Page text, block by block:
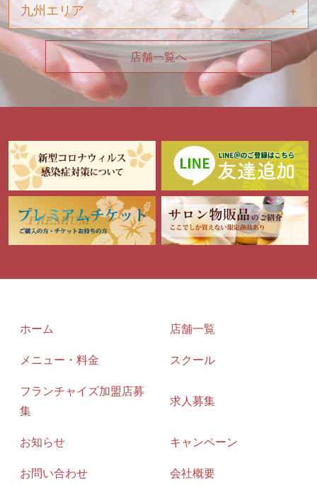
九州エリア
店舗一覧へ
ホーム
店舗一覧
メニュー・料金
スクール
フランチャイズ加盟店募
集
求人募集
お知らせ
キャンペーン
お問い合わせ
会社概要